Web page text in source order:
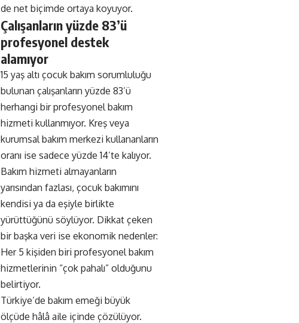
de net biçimde ortaya koyuyor.
Çalışanların yüzde 83’ü
profesyonel destek
alamıyor
15 yaş altı çocuk bakım sorumluluğu
bulunan çalışanların yüzde 83’ü
herhangi bir profesyonel bakım
hizmeti kullanmıyor. Kreş veya
kurumsal bakım merkezi kullananların
oranı ise sadece yüzde 14’te kalıyor.
Bakım hizmeti almayanların
yarısından fazlası, çocuk bakımını
kendisi ya da eşiyle birlikte
yürüttüğünü söylüyor. Dikkat çeken
bir başka veri ise ekonomik nedenler:
Her 5 kişiden biri profesyonel bakım
hizmetlerinin “çok pahalı” olduğunu
belirtiyor.
Türkiye’de bakım emeği büyük
ölçüde hâlâ aile içinde çözülüyor.